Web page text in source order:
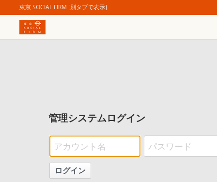
管理システムログイン
東京 SOCIAL FIRM [別タブで表示]